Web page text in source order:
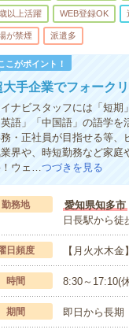
以上活躍 WEB登録OK
が禁煙 派遣多
こがポイント！
大手企業でフォーク
ナビスタッフには「短期
英語」「中国語」の語学
・正社員が目指せる等、
界や、時短勤務など家庭
ウェ…つづきを見る
勤務地
愛知県知多市
日長駅から徒
日頻度 【月火水木金】
時間 8:30～17:10(
期間 即日から長期